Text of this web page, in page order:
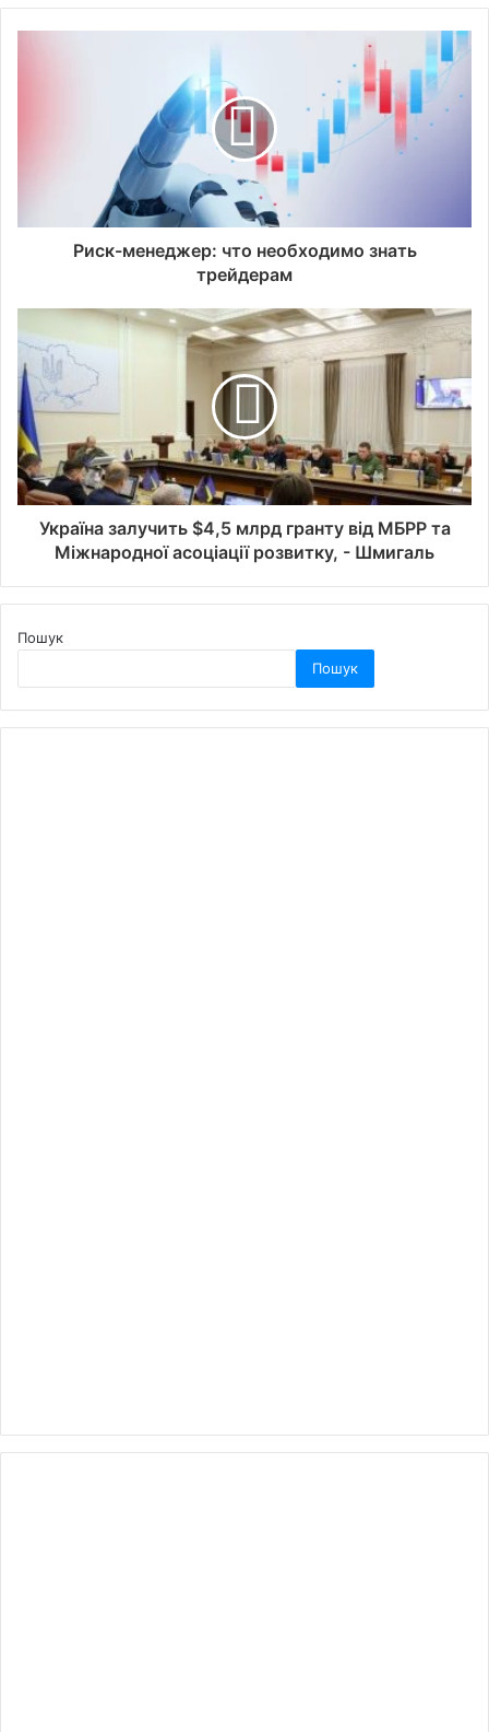
Риск-менеджер: что необходимо знать
трейдерам
Україна залучить $4,5 млрд гранту від МБРР та
Міжнародної асоціації розвитку, - Шмигаль
Пошук
Пошук